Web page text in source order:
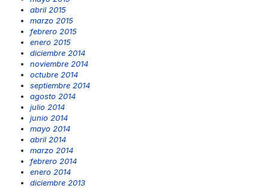
abril 2015
marzo 2015
febrero 2015
enero 2015
diciembre 2014
noviembre 2014
octubre 2014
septiembre 2014
agosto 2014
julio 2014
junio 2014
mayo 2014
abril 2014
marzo 2014
febrero 2014
enero 2014
diciembre 2013